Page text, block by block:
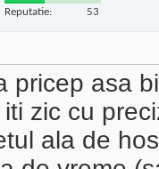
Reputatie: 53
pricep asa
zic cu
ala de